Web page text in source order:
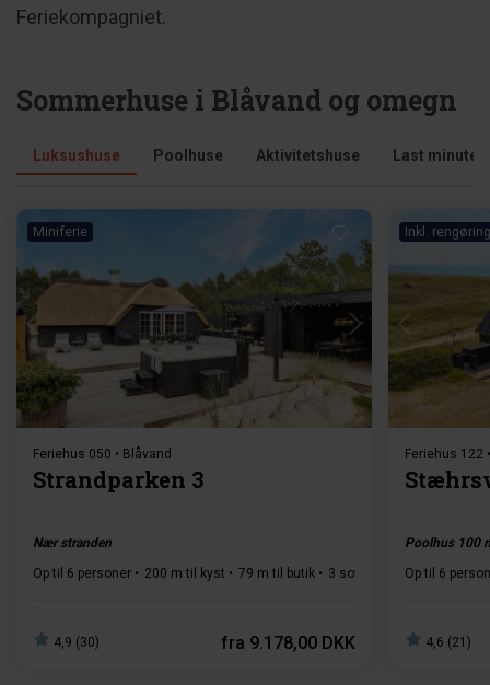
Feriekompagniet.
Sommerhuse i Blåvand og omegn
Luksushuse Poolhuse Aktivitetshuse Last minute
Miniferie
Indlæser...
Feriehus 050 • Blåvand
Strandparken 3
Nær stranden
Op til 6 personer
200 m til kyst 79 m til butik 3 soverum 2
4,9 (30) fra 9.178,00 DKK
Inkl.
Feriehus 122
Poolhus 100
Op til 6
4,6 (21)